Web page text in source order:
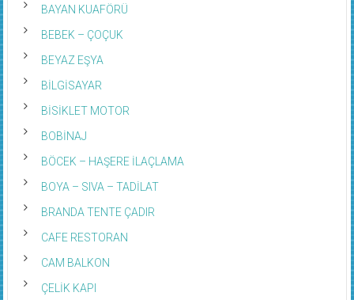
BAYAN KUAFÖRÜ
BEBEK – ÇOÇUK
BEYAZ EŞYA
BİLGİSAYAR
BİSİKLET MOTOR
BOBİNAJ
BÖCEK – HAŞERE İLAÇLAMA
BOYA – SIVA – TADİLAT
BRANDA TENTE ÇADIR
CAFE RESTORAN
CAM BALKON
ÇELİK KAPI